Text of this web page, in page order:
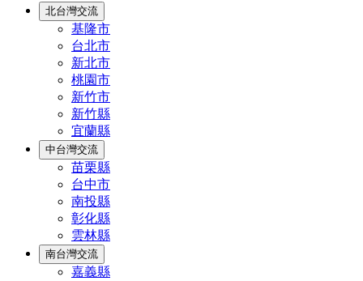
北台灣交流
基隆市
台北市
新北市
桃園市
新竹市
新竹縣
宜蘭縣
中台灣交流
苗栗縣
台中市
南投縣
彰化縣
雲林縣
南台灣交流
嘉義縣